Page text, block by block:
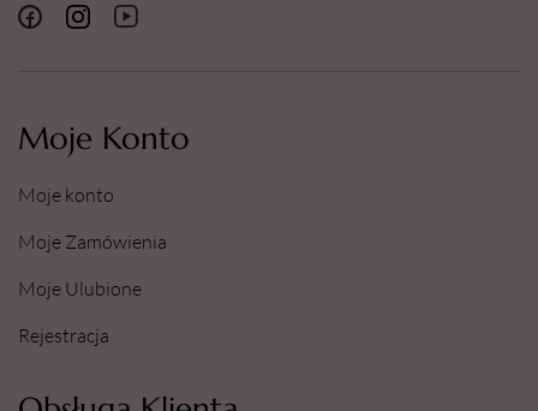
Moje Konto
Moje konto
Moje Zamówienia
Moje Ulubione
Rejestracja